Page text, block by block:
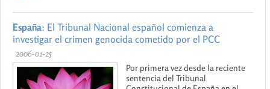
España: El Tribunal Nacional español comienza a
investigar el crimen genocida cometido por el PCC
2006-01-25
Por primera vez desde la reciente
sentencia del Tribunal